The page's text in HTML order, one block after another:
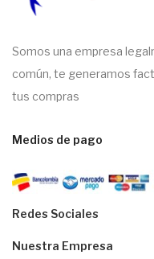
Somos una empresa
común, te generamos
tus compras
Medios de pago
Redes Sociales
Nuestra Empresa